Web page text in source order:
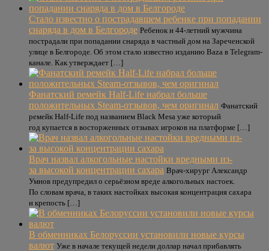
Стало известно о пострадавшем ребенке при попадании
снаряда в дом в Белгороде Ребенок и 44-летний мужчина
пострадали при попадании снаряда в частный дом на Зареченской
улице в Белгороде. Об этом стало известно изданию Baza в Telegram-
канале. Как утверждает […]
Фанатский ремейк Half-Life набрал больше
положительных Steam-отзывов, чем оригинал Фанатский
ремейк Half-Life под названием Black Mesa уже который
год купается в восторженных отзывах игроков на платформе […]
Врач назвал алкогольные настойки вредными из-
за высокой концентрации сахара Врач-хирург Александр
Умнов предупредил о серьёзном вреде алкогольных настоек.
По словам врача, в таких настойках высокая концентрация сахара
и крепость […]
В обменниках Белоруссии установили новые курсы
валют Уже в начале текущей недели доллар начал прибавлять